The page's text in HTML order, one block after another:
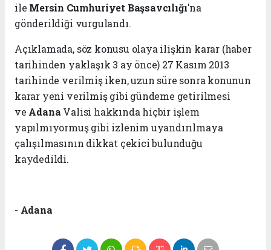
ile Mersin Cumhuriyet Başsavcılığı'na
gönderildiği vurgulandı.
Açıklamada, söz konusu olaya ilişkin karar (haber
tarihinden yaklaşık 3 ay önce) 27 Kasım 2013
tarihinde verilmiş iken, uzun süre sonra konunun
karar yeni verilmiş gibi gündeme getirilmesi
ve Adana Valisi hakkında hiçbir işlem
yapılmıyormuş gibi izlenim uyandırılmaya
çalışılmasının dikkat çekici bulunduğu
kaydedildi.
- Adana